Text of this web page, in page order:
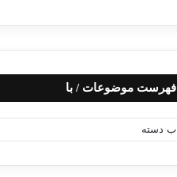
فهرست موضوعات / با